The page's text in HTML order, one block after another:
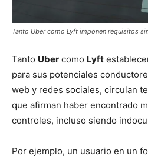
Tanto Uber como Lyft imponen requisitos
Tanto Uber como Lyft
para sus potenciales
web y redes sociales, circulan
que afirman haber encontrado
controles, incluso siendo
Por ejemplo, un usuario en un